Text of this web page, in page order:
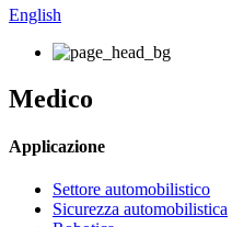
English
Medico
Applicazione
Settore automobilistico
Sicurezza automobilistica